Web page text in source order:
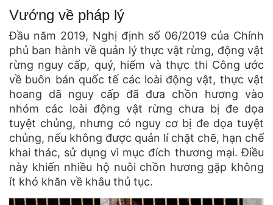
Vướng về pháp lý
Đầu năm 2019, Nghị định số 06/2019 của Chính
phủ ban hành về quản lý thực vật rừng, động vật
rừng nguy cấp, quý, hiếm và thực thi Công ước
về buôn bán quốc tế các loài động vật, thực vật
hoang dã nguy cấp đã đưa chồn hương vào
nhóm các loài động vật rừng chưa bị đe dọa
tuyệt chủng, nhưng có nguy cơ bị đe dọa tuyệt
chủng, nếu không được quản lí chặt chẽ, hạn chế
khai thác, sử dụng vì mục đích thương mại. Điều
này khiến nhiều hộ nuôi chồn hương gặp không
ít khó khăn về khâu thủ tục.